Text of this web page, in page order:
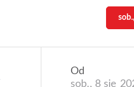
Od
sob., 8 sie